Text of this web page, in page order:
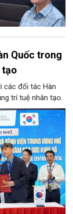
Quốc trong
tạo
các đối tác Hàn
trí tuệ nhân tạo.